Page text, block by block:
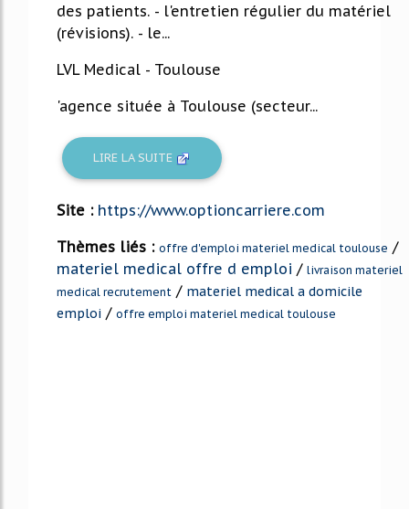
des patients. - l'entretien régulier du matériel
(révisions). - le...
LVL Medical - Toulouse
'agence située à Toulouse (secteur...
LIRE LA SUITE
Site : https://www.optioncarriere.com
Thèmes liés : offre d'emploi materiel medical toulouse /
materiel medical offre d emploi / livraison materiel
medical recrutement / materiel medical a domicile
emploi / offre emploi materiel medical toulouse